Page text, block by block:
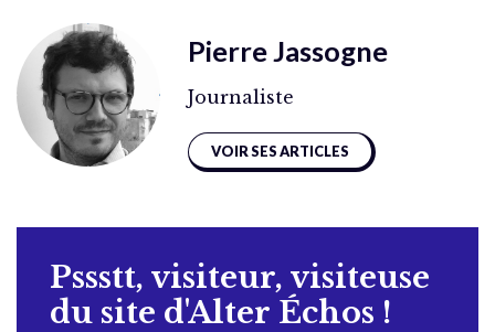
Pierre Jassogne
Journaliste
VOIR SES ARTICLES
Pssstt, visiteur, visiteuse
du site d'Alter Échos !